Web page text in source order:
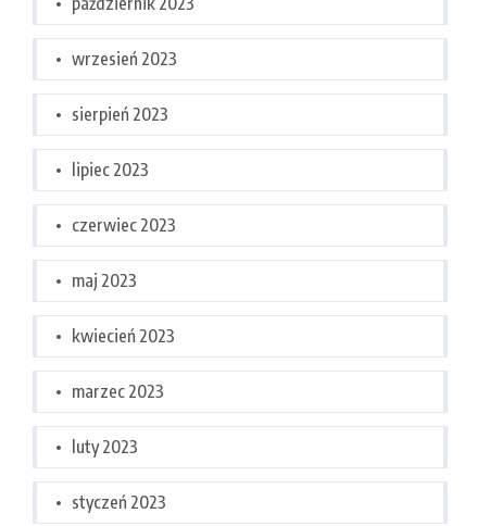
wrzesień 2023
sierpień 2023
lipiec 2023
czerwiec 2023
maj 2023
kwiecień 2023
marzec 2023
luty 2023
styczeń 2023